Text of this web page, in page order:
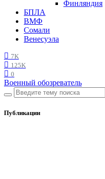
Финляндия
БПЛА
ВМФ
Сомали
Венесуэла
7K
125K
0
Военный обозреватель
Публикации